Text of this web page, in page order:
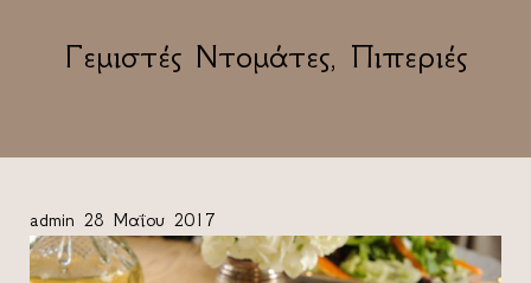
Γεμιστές Ντομάτες, Πιπεριές
admin 28 Μαΐου 2017